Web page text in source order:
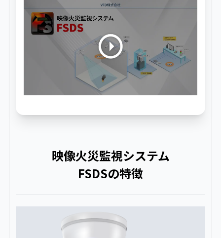
映像火災監視システム
FSDSの特徴